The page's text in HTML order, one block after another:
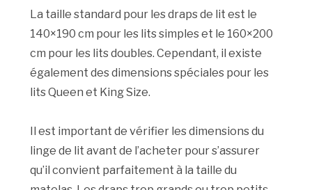
La taille standard pour les draps de lit est le
140×190 cm pour les lits simples et le 160×200
cm pour les lits doubles. Cependant, il existe
également des dimensions spéciales pour les
lits Queen et King Size.
Il est important de vérifier les dimensions du
linge de lit avant de l’acheter pour s’assurer
qu’il convient parfaitement à la taille du